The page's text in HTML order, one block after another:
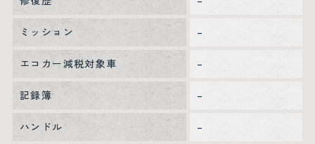
ミッション –
エコカー減税対象車 –
記録簿 –
ハンドル –